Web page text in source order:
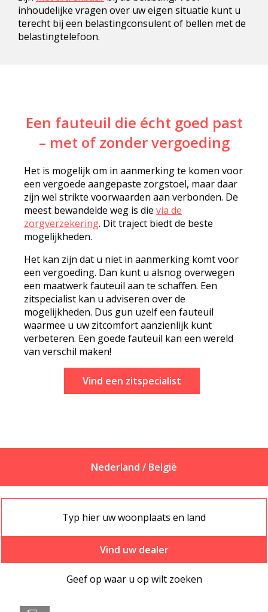
inhoudelijke vragen over uw eigen situatie kunt u
terecht bij een belastingconsulent of bellen met de
belastingtelefoon.
Een fauteuil die écht goed past
– met of zonder vergoeding
Het is mogelijk om in aanmerking te komen voor
een vergoede aangepaste zorgstoel, maar daar
zijn wel strikte voorwaarden aan verbonden. De
meest bewandelde weg is die via de
zorgverzekering. Dit traject biedt de beste
mogelijkheden.
Het kan zijn dat u niet in aanmerking komt voor
een vergoeding. Dan kunt u alsnog overwegen
een maatwerk fauteuil aan te schaffen. Een
zitspecialist kan u adviseren over de
mogelijkheden. Dus gun uzelf een fauteuil
waarmee u uw zitcomfort aanzienlijk kunt
verbeteren. Een goede fauteuil kan een wereld
van verschil maken!
Vind een zitspecialist
Nederland / België
Vind uw dealer
Geef op waar u op wilt zoeken